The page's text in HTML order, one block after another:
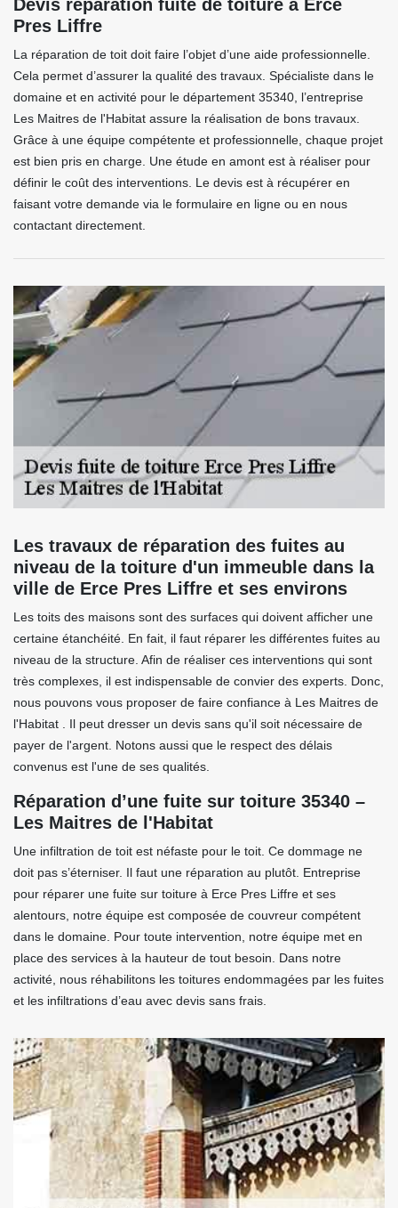
Devis réparation fuite de toiture à Erce
Pres Liffre
La réparation de toit doit faire l’objet d’une aide professionnelle.
Cela permet d’assurer la qualité des travaux. Spécialiste dans le
domaine et en activité pour le département 35340, l’entreprise
Les Maitres de l'Habitat assure la réalisation de bons travaux.
Grâce à une équipe compétente et professionnelle, chaque projet
est bien pris en charge. Une étude en amont est à réaliser pour
définir le coût des interventions. Le devis est à récupérer en
faisant votre demande via le formulaire en ligne ou en nous
contactant directement.
Les travaux de réparation des fuites au
niveau de la toiture d'un immeuble dans la
ville de Erce Pres Liffre et ses environs
Les toits des maisons sont des surfaces qui doivent afficher une
certaine étanchéité. En fait, il faut réparer les différentes fuites au
niveau de la structure. Afin de réaliser ces interventions qui sont
très complexes, il est indispensable de convier des experts. Donc,
nous pouvons vous proposer de faire confiance à Les Maitres de
l'Habitat . Il peut dresser un devis sans qu'il soit nécessaire de
payer de l'argent. Notons aussi que le respect des délais
convenus est l'une de ses qualités.
Réparation d’une fuite sur toiture 35340 –
Les Maitres de l'Habitat
Une infiltration de toit est néfaste pour le toit. Ce dommage ne
doit pas s’éterniser. Il faut une réparation au plutôt. Entreprise
pour réparer une fuite sur toiture à Erce Pres Liffre et ses
alentours, notre équipe est composée de couvreur compétent
dans le domaine. Pour toute intervention, notre équipe met en
place des services à la hauteur de tout besoin. Dans notre
activité, nous réhabilitons les toitures endommagées par les fuites
et les infiltrations d’eau avec devis sans frais.